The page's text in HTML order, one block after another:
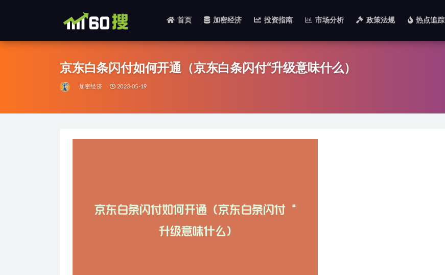
首页 加密经济 投资指南 市场分析 政策法规 热点追踪
京东白条闪付如何开通（京东白条闪付“升级意味什么）
加密经济 2023-05-19